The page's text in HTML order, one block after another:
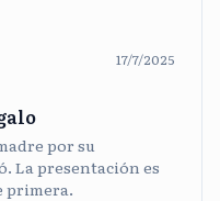
17/7/2025
por su
La presentación es
primera.